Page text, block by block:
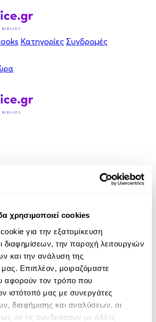
χρησιμοποιεί cookies
για την εξατομίκευση
διαφημίσεων, την παροχή λειτουργιών
και την ανάλυση της
μας. Επιπλέον, μοιραζόμαστε
αφορούν τον τρόπο που
ιστότοπό μας με συνεργάτες
διαφήμισης και αναλύσεων, οι
να τις συνδυάσουν με άλλες
Κατηγορίες Συνδρομές